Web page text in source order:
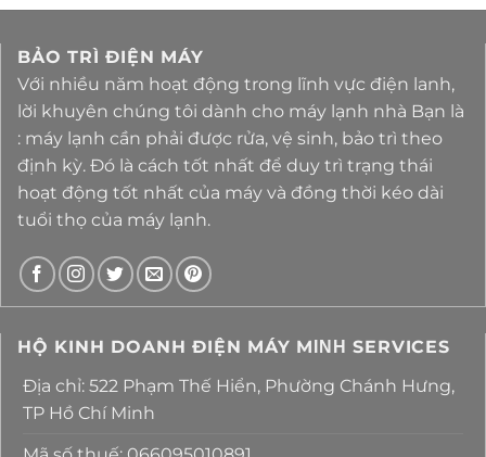
BẢO TRÌ ĐIỆN MÁY
Với nhiều năm hoạt động trong lĩnh vực điện lanh,
lời khuyên chúng tôi dành cho máy lạnh nhà Bạn là
: máy lạnh cần phải được rửa, vệ sinh, bảo trì theo
định kỳ. Đó là cách tốt nhất để duy trì trạng thái
hoạt động tốt nhất của máy và đồng thời kéo dài
tuổi thọ của máy lạnh.
HỘ KINH DOANH ĐIỆN MÁY MΙΝΗ SERVICES
Địa chỉ: 522 Phạm Thế Hiển, Phường Chánh Hưng,
TP Hồ Chí Minh